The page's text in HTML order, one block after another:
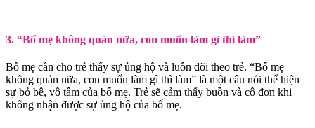
3. “Bố mẹ không quản nữa, con muốn làm gì thì làm”
Bố mẹ cần cho trẻ thấy sự ủng hộ và luôn dõi theo trẻ. “Bố mẹ
không quản nữa, con muốn làm gì thì làm” là một câu nói thể hiện
sự bỏ bê, vô tâm của bố mẹ. Trẻ sẽ cảm thấy buồn và cô đơn khi
không nhận được sự ủng hộ của bố mẹ.